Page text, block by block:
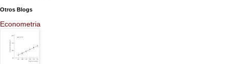
Otros Blogs
Econometria